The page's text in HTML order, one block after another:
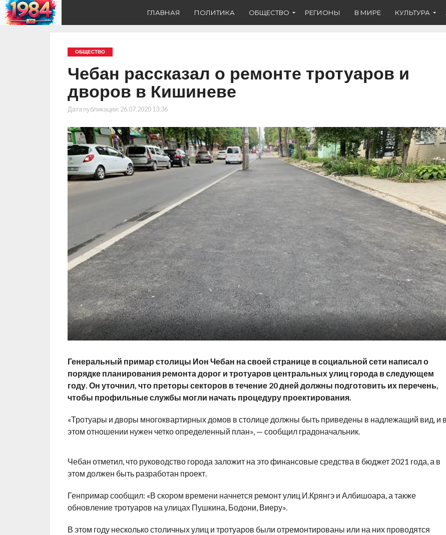
ГЛАВНАЯ ПОЛИТИКА ОБЩЕСТВО РЕГИОНЫ В МИРЕ КУЛЬТУРА
ОБЩЕСТВО
Чебан рассказал о ремонте тротуаров и
дворов в Кишиневе
Дата публикации: 26.07.2020 13:36
Генеральный примар столицы Ион Чебан на своей странице в социальной сети написал о
порядке планирования ремонта дорог и тротуаров центральных улиц города в следующем
году. Он уточнил, что преторы секторов в течение 20 дней должны подготовить их перечень,
чтобы профильные службы могли начать процедуру проектирования.
«Тротуары и дворы многоквартирных домов в столице должны быть приведены в надлежащий вид, и в
этом отношении нужен четко определенный план», — сообщил градоначальник.
Чебан отметил, что руководство города заложит на это финансовые средства в бюджет 2021 года, а в
этом должен быть разработан проект.
Генпримар сообщил: «В скором времени начнется ремонт улиц И.Крянгэ и Албишоара, а также
обновление тротуаров на улицах Пушкина, Бодони, Виеру».
В этом году несколько столичных улиц и тротуаров были отремонтированы или на них проводятся